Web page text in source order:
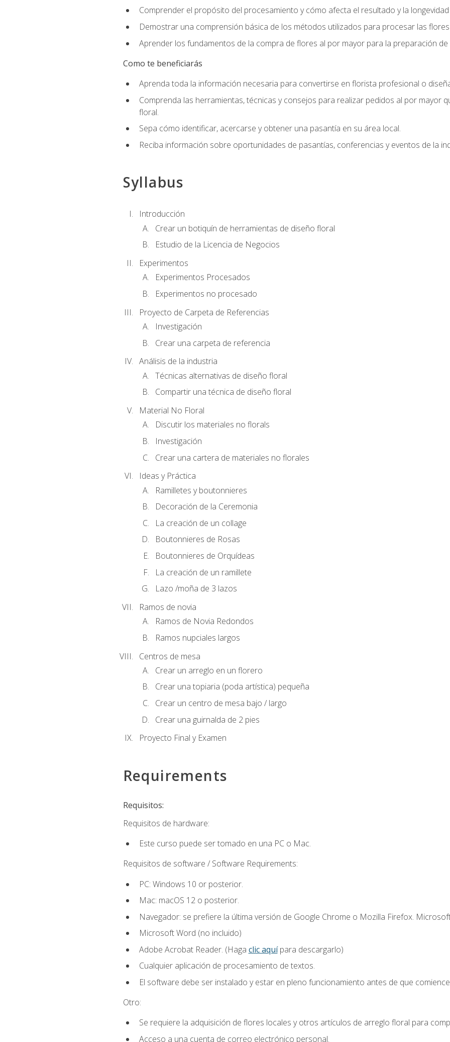
Comprender el propósito del procesamiento y cómo afecta el resultado y la
Demostrar una comprensión básica de los métodos utilizados para procesar las
Aprender los fundamentos de la compra de flores al por mayor para la preparación
Como te beneficiarás
Aprenda toda la información necesaria para convertirse en florista profesional o
Comprenda las herramientas, técnicas y consejos para realizar pedidos al por mayor
floral.
Sepa cómo identificar, acercarse y obtener una pasantía en su área local.
Reciba información sobre oportunidades de pasantías, conferencias y eventos de la
Syllabus
Introducción
Crear un botiquín de herramientas de diseño floral
Estudio de la Licencia de Negocios
Experimentos
Experimentos Procesados
Experimentos no procesado
Proyecto de Carpeta de Referencias
Investigación
Crear una carpeta de referencia
Análisis de la industria
Técnicas alternativas de diseño floral
Compartir una técnica de diseño floral
Material No Floral
Discutir los materiales no florals
Investigación
Crear una cartera de materiales no florales
Ideas y Práctica
Ramilletes y boutonnieres
Decoración de la Ceremonia
La creación de un collage
Boutonnieres de Rosas
Boutonnieres de Orquídeas
La creación de un ramillete
Lazo /moña de 3 lazos
Ramos de novia
Ramos de Novia Redondos
Ramos nupciales largos
Centros de mesa
Crear un arreglo en un florero
Crear una topiaria (poda artística) pequeña
Crear un centro de mesa bajo / largo
Crear una guirnalda de 2 pies
Proyecto Final y Examen
Requirements
Requisitos:
Requisitos de hardware:
Este curso puede ser tomado en una PC o Mac.
Requisitos de software / Software Requirements:
PC: Windows 10 or posterior.
Mac: macOS 12 o posterior.
Navegador: se prefiere la última versión de Google Chrome o Mozilla Firefox.
Microsoft Word (no incluido)
Adobe Acrobat Reader. (Haga clic aquípara descargarlo)
Cualquier aplicación de procesamiento de textos.
El software debe ser instalado y estar en pleno funcionamiento antes de que
Otro:
Se requiere la adquisición de flores locales y otros artículos de arreglo floral para
Acceso a una cuenta de correo electrónico personal.